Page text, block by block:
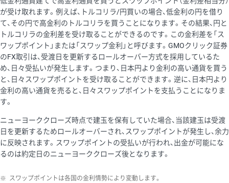
が受け取れます。例えば、トルコリラ/円買いの場合、低金利の円を借り
て、その円で高金利のトルコリラを買うことになります。その結果、円と
トルコリラの金利差を受け取ることができるのです。この金利差を「ス
ワップポイント」または「スワップ金利」と呼びます。GMOクリック証券
のFX取引は、受渡日を更新するロールオーバー方式を採用しているた
め、日々受払いが発生します。つまり、日本円より金利の高い通貨を買う
と、日々スワップポイントを受け取ることができます。逆に、日本円より
金利の高い通貨を売ると、日々スワップポイントを支払うことになりま
す。
ニューヨーククローズ時点で建玉を保有していた場合、当該建玉は受渡
日を更新するためロールオーバーされ、スワップポイントが発生し、余力
に反映されます。スワップポイントの受払いが行われ、出金が可能にな
るのは約定日のニューヨーククローズ後となります。
※ スワップポイントは各国の金利情勢により変動します。